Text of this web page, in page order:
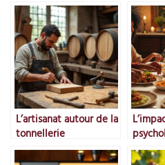
L’artisanat autour de la
tonnellerie
rituels